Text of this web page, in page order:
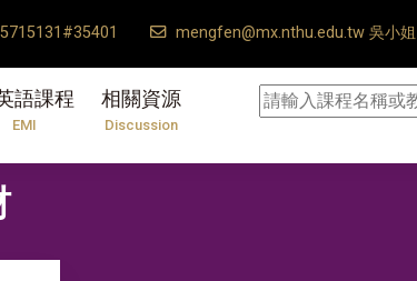
mengfen@mx.nthu.edu.tw 吳小姐
語課程
EMI
相關資源
Discussion